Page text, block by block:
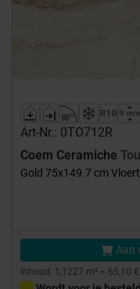
Art-Nr.: 0TO712R
Coem Ceramiche
Gold 75x149.7 cm
Aan
Inhoud: 1,1227 m² = 65,10